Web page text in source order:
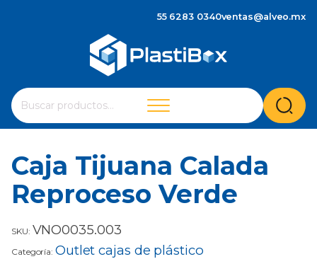
55 6283 0340ventas@alveo.mx
Buscar
por:
Cuando hay resultados autocompletados, puedes
Caja Tijuana Calada
Reproceso Verde
SKU: VNO0035.003
Categoría: Outlet cajas de plástico